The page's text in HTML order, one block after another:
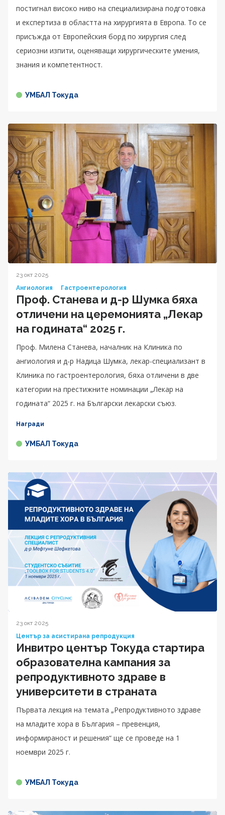
постигнал високо ниво на специализирана подготовка
и експертиза в областта на хирургията в Европа. То се
присъжда от Европейския борд по хирургия след
сериозни изпити, оценяващи хирургическите умения,
знания и компетентност.
УМБАЛ Токуда
23 окт 2025
Ангиология
Гастроентерология
Проф. Станева и д-р Шумка бяха
отличени на церемонията „Лекар
на годината“ 2025 г.
Проф. Милена Станева, началник на Клиника по
ангиология и д-р Надица Шумка, лекар-специализант в
Клиника по гастроентерология, бяха отличени в две
категории на престижните номинации „Лекар на
годината“ 2025 г. на Български лекарски съюз.
Награди
УМБАЛ Токуда
23 окт 2025
Център за асистирана репродукция
Инвитро център Токуда стартира
образователна кампания за
репродуктивното здраве в
университети в страната
Първата лекция на темата „Репродуктивното здраве
на младите хора в България – превенция,
информираност и решения“ ще се проведе на 1
ноември 2025 г.
УМБАЛ Токуда